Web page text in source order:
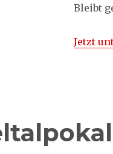
Bleibt
Jetzt